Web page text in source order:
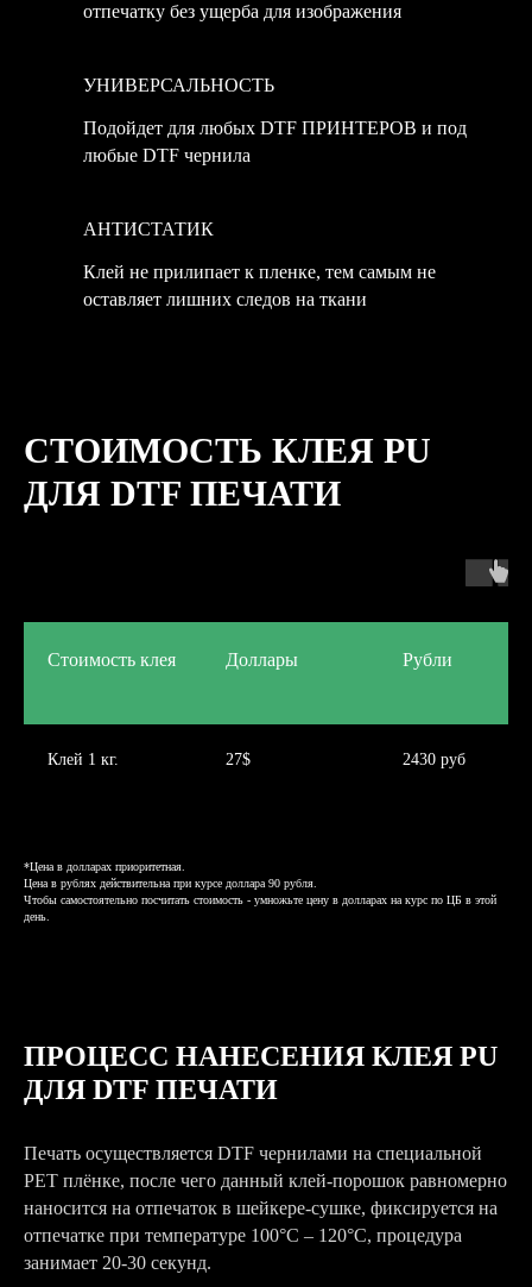
отпечатку без ущерба для изображения
УНИВЕРСАЛЬНОСТЬ
Подойдет для любых DTF ПРИНТЕРОВ и под
любые DTF чернила
АНТИСТАТИК
Клей не прилипает к пленке, тем самым не
оставляет лишних следов на ткани
СТОИМОСТЬ КЛЕЯ PU
ДЛЯ DTF ПЕЧАТИ
Стоимость клея Доллары Рубли
Клей 1 кг. 27$ 2430 руб
*Цена в долларах приоритетная.
Цена в рублях действительна при курсе доллара 90 рубля.
Чтобы самостоятельно посчитать стоимость - умножьте цену в долларах на курс по ЦБ в этой
день.
ПРОЦЕСС НАНЕСЕНИЯ КЛЕЯ PU
ДЛЯ DTF ПЕЧАТИ
Печать осуществляется DTF чернилами на специальной
PET плёнке, после чего данный клей-порошок равномерно
наносится на отпечаток в шейкере-сушке, фиксируется на
отпечатке при температуре 100°C – 120°C, процедура
занимает 20-30 секунд.